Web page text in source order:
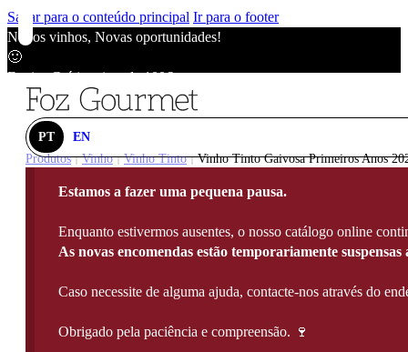
Saltar para o conteúdo principal Ir para o footer
Novos vinhos, Novas oportunidades!
🙂
Envios Grátis acima de 100€
Novos vinhos, Novas oportunidades!
Envios Grátis acima de 100€
Novos vinhos, Novas oportunidades!
Envios Grátis acima de 100€
PT
EN
Produtos | Vinho | Vinho Tinto | Vinho Tinto Gaivosa Primeiros Anos
Estamos a fazer uma pequena pausa.
Enquanto estivermos ausentes, o nosso catálogo online
As novas encomendas estão temporariamente suspensas
Caso necessite de alguma ajuda, contacte-nos através do
Obrigado pela paciência e compreensão. 🍷